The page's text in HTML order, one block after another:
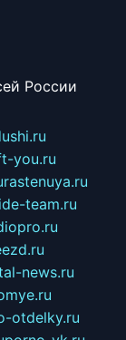
России
you.ru
rastenuya.ru
team.ru
news.ru
otdelky.ru